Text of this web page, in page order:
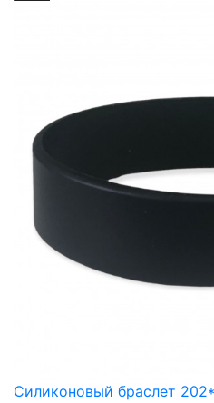
Силиконовый браслет